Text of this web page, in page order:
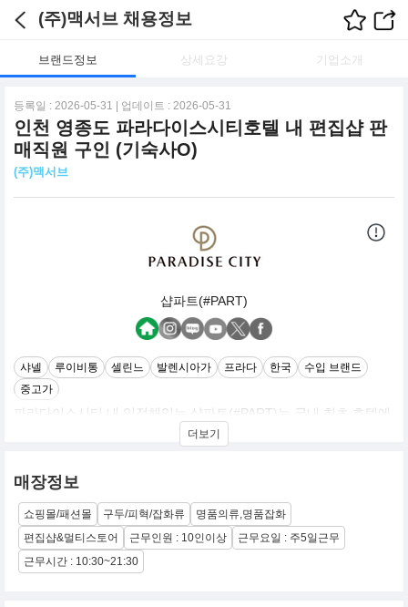
(주)맥서브 채용정보
브랜드정보 상세요강 기업소개
등록일 : 2026-05-31 | 업데이트 : 2026-05-31
인천 영종도 파라다이스시티호텔 내 편집샵 판
매직원 구인 (기숙사O)
(주)맥서브
샵파트(#PART)
샤넬 루이비통 셀린느 발렌시아가 프라다 한국
수입 브랜드
중고가
파라다이스시티 내 입점해있는 샵파트(#PART)는 국내 최초 호텔에
서 제안하는 라이프스타일 샵으로 현실에서 꿈꾸는 건강한 라이프
를 구체적이고 재미있게 구성하여 하이엔드 패션에서부터 건강한
컨템포리하고 다이나믹한 구성들을 지금 바로 경험해 보시길 바랍
니다.
더보기
매장정보
쇼핑몰/패션몰 구두/피혁/잡화류
명품의류,명품잡화
편집샵&멀티스토어
근무인원 : 10인이상
근무요일 : 주5일근무
근무시간 : 10:30~21:30